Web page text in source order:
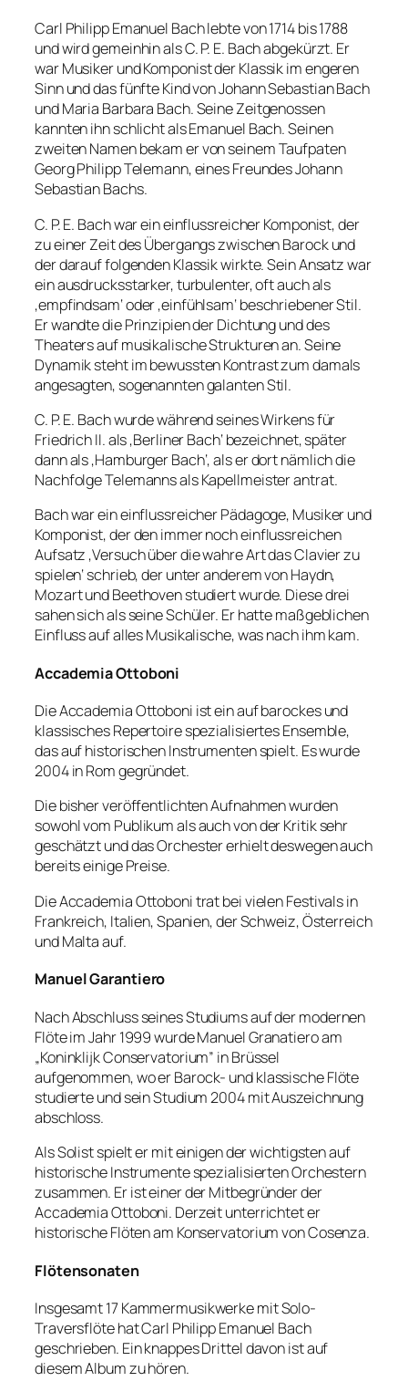
Carl Philipp Emanuel Bach lebte von 1714 bis 1788
und wird gemeinhin als C. P. E. Bach abgekürzt. Er
war Musiker und Komponist der Klassik im engeren
Sinn und das fünfte Kind von Johann Sebastian Bach
und Maria Barbara Bach. Seine Zeitgenossen
kannten ihn schlicht als Emanuel Bach. Seinen
zweiten Namen bekam er von seinem Taufpaten
Georg Philipp Telemann, eines Freundes Johann
Sebastian Bachs.
C. P. E. Bach war ein einflussreicher Komponist, der
zu einer Zeit des Übergangs zwischen Barock und
der darauf folgenden Klassik wirkte. Sein Ansatz war
ein ausdrucksstarker, turbulenter, oft auch als
‚empfindsam‘ oder ‚einfühlsam‘ beschriebener Stil.
Er wandte die Prinzipien der Dichtung und des
Theaters auf musikalische Strukturen an. Seine
Dynamik steht im bewussten Kontrast zum damals
angesagten, sogenannten galanten Stil.
C. P. E. Bach wurde während seines Wirkens für
Friedrich II. als ‚Berliner Bach‘ bezeichnet, später
dann als ‚Hamburger Bach‘, als er dort nämlich die
Nachfolge Telemanns als Kapellmeister antrat.
Bach war ein einflussreicher Pädagoge, Musiker und
Komponist, der den immer noch einflussreichen
Aufsatz ‚Versuch über die wahre Art das Clavier zu
spielen‘ schrieb, der unter anderem von Haydn,
Mozart und Beethoven studiert wurde. Diese drei
sahen sich als seine Schüler. Er hatte maßgeblichen
Einfluss auf alles Musikalische, was nach ihm kam.
Accademia Ottoboni
Die Accademia Ottoboni ist ein auf barockes und
klassisches Repertoire spezialisiertes Ensemble,
das auf historischen Instrumenten spielt. Es wurde
2004 in Rom gegründet.
Die bisher veröffentlichten Aufnahmen wurden
sowohl vom Publikum als auch von der Kritik sehr
geschätzt und das Orchester erhielt deswegen auch
bereits einige Preise.
Die Accademia Ottoboni trat bei vielen Festivals in
Frankreich, Italien, Spanien, der Schweiz, Österreich
und Malta auf.
Manuel Garantiero
Nach Abschluss seines Studiums auf der modernen
Flöte im Jahr 1999 wurde Manuel Granatiero am
„Koninklijk Conservatorium” in Brüssel
aufgenommen, wo er Barock- und klassische Flöte
studierte und sein Studium 2004 mit Auszeichnung
abschloss.
Als Solist spielt er mit einigen der wichtigsten auf
historische Instrumente spezialisierten Orchestern
zusammen. Er ist einer der Mitbegründer der
Accademia Ottoboni. Derzeit unterrichtet er
historische Flöten am Konservatorium von Cosenza.
Flötensonaten
Insgesamt 17 Kammermusikwerke mit Solo-
Traversflöte hat Carl Philipp Emanuel Bach
geschrieben. Ein knappes Drittel davon ist auf
diesem Album zu hören.